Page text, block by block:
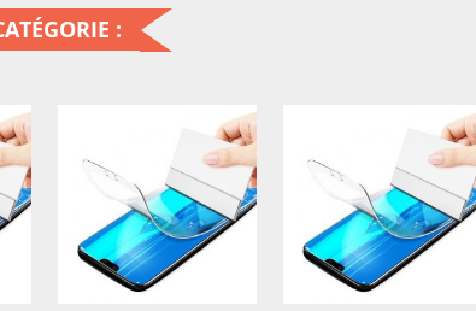
l'affichage.
Sensibilité
d'utiliser
: